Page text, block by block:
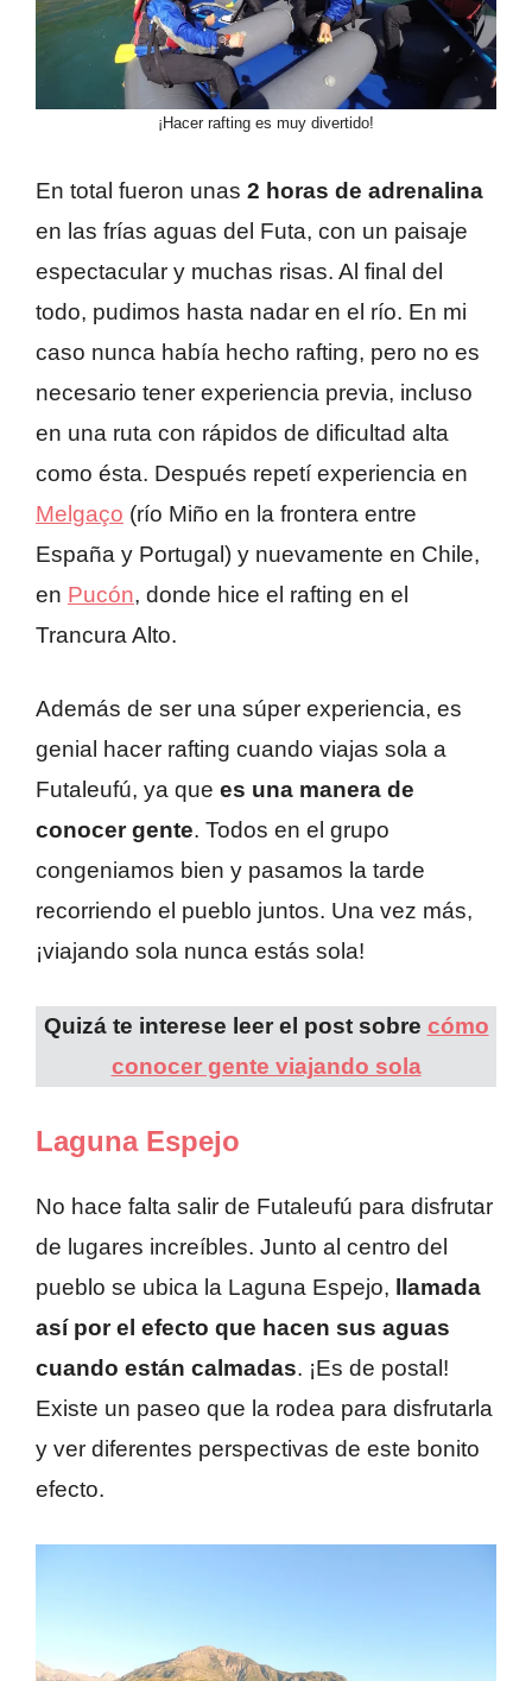
¡Hacer rafting es muy divertido!
En total fueron unas 2 horas de adrenalina
en las frías aguas del Futa, con un paisaje
espectacular y muchas risas. Al final del
todo, pudimos hasta nadar en el río. En mi
caso nunca había hecho rafting, pero no es
necesario tener experiencia previa, incluso
en una ruta con rápidos de dificultad alta
como ésta. Después repetí experiencia en
Melgaço (río Miño en la frontera entre
España y Portugal) y nuevamente en Chile,
en Pucón, donde hice el rafting en el
Trancura Alto.
Además de ser una súper experiencia, es
genial hacer rafting cuando viajas sola a
Futaleufú, ya que es una manera de
conocer gente. Todos en el grupo
congeniamos bien y pasamos la tarde
recorriendo el pueblo juntos. Una vez más,
¡viajando sola nunca estás sola!
Quizá te interese leer el post sobre cómo
conocer gente viajando sola
Laguna Espejo
No hace falta salir de Futaleufú para disfrutar
de lugares increíbles. Junto al centro del
pueblo se ubica la Laguna Espejo,
llamada
así por el efecto que hacen sus aguas
cuando están calmadas. ¡Es de postal!
Existe un paseo que la rodea para disfrutarla
y ver diferentes perspectivas de este bonito
efecto.